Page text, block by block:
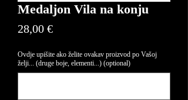
Medaljon Vila na konju
28,00 €Price
Ovdje upišite ako želite ovakav proizvod po Vašoj
želji... (druge boje, elementi...) (optional)